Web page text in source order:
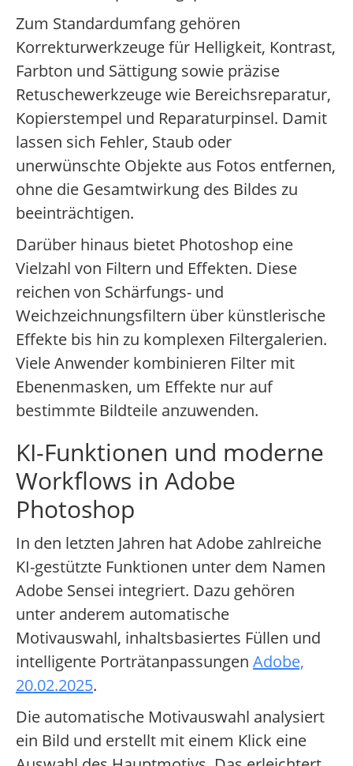
Zum Standardumfang gehören
Korrekturwerkzeuge für Helligkeit, Kontrast,
Farbton und Sättigung sowie präzise
Retuschewerkzeuge wie Bereichsreparatur,
Kopierstempel und Reparaturpinsel. Damit
lassen sich Fehler, Staub oder
unerwünschte Objekte aus Fotos entfernen,
ohne die Gesamtwirkung des Bildes zu
beeinträchtigen.
Darüber hinaus bietet Photoshop eine
Vielzahl von Filtern und Effekten. Diese
reichen von Schärfungs- und
Weichzeichnungsfiltern über künstlerische
Effekte bis hin zu komplexen Filtergalerien.
Viele Anwender kombinieren Filter mit
Ebenenmasken, um Effekte nur auf
bestimmte Bildteile anzuwenden.
KI-Funktionen und moderne
Workflows in Adobe
Photoshop
In den letzten Jahren hat Adobe zahlreiche
KI-gestützte Funktionen unter dem Namen
Adobe Sensei integriert. Dazu gehören
unter anderem automatische
Motivauswahl, inhaltsbasiertes Füllen und
intelligente Porträtanpassungen Adobe,
20.02.2025.
Die automatische Motivauswahl analysiert
ein Bild und erstellt mit einem Klick eine